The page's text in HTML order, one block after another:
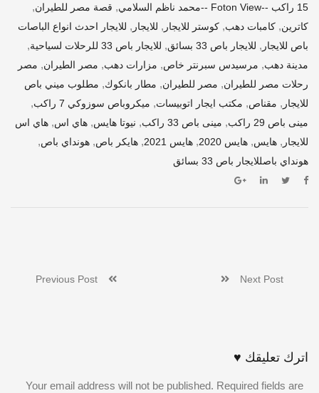
15 راكب --Foton View --محمد ناظم السلامي
, قصة مصر للطيران,
كاترين, كامبات دهب, كوستر للايجار , للايجار , للايجار احدث انواع الباصات
باص للايجار , للايجار باص 33 بسائق , للايجار باص 33 للرحلات لسياحية ,
مدينة دهب, مرسيدس سبرنتر خاص, مزارات دهب, مصر الطيران, مصر
رحلات مصر للطيران, مصر للطيران, مطار بانكوك, مطلوب ميني باص
للايجار , مقناص, مكتب ايجار اتوبيسات, ميكروباص سوزوكي 7 راكب ,
مينى باص 29 راكب , مينى باص 33 راكب , نيوتا هايس, هاي اس, هاي اس
للايجار , هايس, هايس 2020 , هايس 2021 , هايكر باص, هونداي باص,
هونداي باصللايجار باص 33 بسائق
Next Post
اترك تعليقك ♥
Your email address will not be published. Required fields are